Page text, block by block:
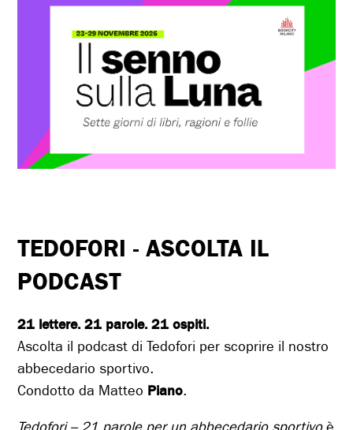
TEDOFORI - ASCOLTA IL
PODCAST
21 lettere. 21 parole. 21 ospiti.
Ascolta il podcast di Tedofori per scoprire il nostro
abbecedario sportivo.
Condotto da Matteo Piano.